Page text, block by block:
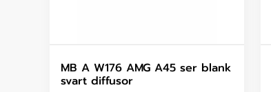
MB A W176 AMG A45 ser blank
svart diffusor